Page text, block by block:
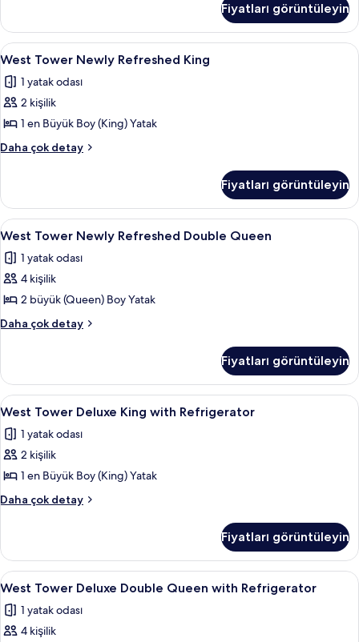
hakkında
daha
fazla
Fiyatları görüntüleyin
West
Tower
Newly
Refreshed
King
için
görün
West Tower Newly Refreshed King |
3
West Tower Newly Refreshed King
1 yatak odası
2 kişilik
1 en Büyük Boy (King) Yatak
Daha çok detay
West
King
hakkında
daha
detay
Fiyatları görüntüleyin
West
Tower
Newly
Refreshed
Double
Queen
fotoğrafları
görün
West Tower Newly Refreshed
4
West Tower Newly Refreshed Double Queen
1 yatak odası
4 kişilik
2 büyük (Queen) Boy Yatak
Daha çok detay
West
Double
Queen
hakkında
fazla
detay
Fiyatları görüntüleyin
West
Tower
Deluxe
King
with
Refrigerator
fotoğrafları
görün
West Tower Deluxe King with
3
West Tower Deluxe King with Refrigerator
1 yatak odası
2 kişilik
1 en Büyük Boy (King) Yatak
Daha çok detay
West
with
Refrigerator
hakkında
fazla
detay
Fiyatları görüntüleyin
West
Tower
Deluxe
Double
Odada kasa, masa, güneşlik/perde,
5
West Tower Deluxe Double Queen with Refrigerator
1 yatak odası
4 kişilik